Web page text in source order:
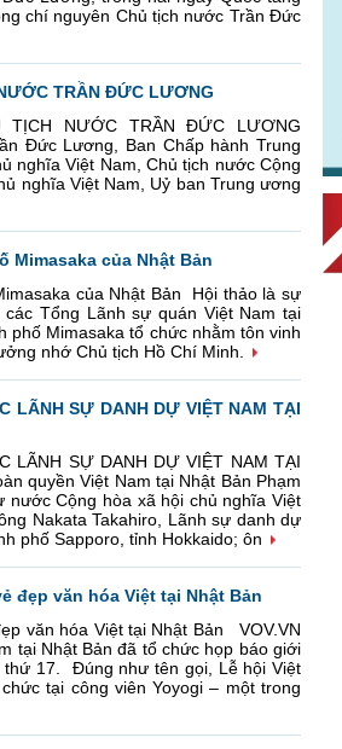
chí nguyên Chủ tịch nước Trần Đức
TRẦN ĐỨC LƯƠNG
TỊCH NƯỚC TRẦN ĐỨC LƯƠNG
Đức Lương, Ban Chấp hành Trung
nghĩa Việt Nam, Chủ tịch nước Cộng
nghĩa Việt Nam, Uỷ ban Trung ương
Mimasaka của Nhật Bản
của Nhật Bản Hội thảo là sự
Tổng Lãnh sự quán Việt Nam tại
phố Mimasaka tổ chức nhằm tôn vinh
nhớ Chủ tịch Hồ Chí Minh.
LÃNH SỰ DANH DỰ VIỆT NAM TẠI
LÃNH SỰ DANH DỰ VIỆT NAM TẠI
quyền Việt Nam tại Nhật Bản Phạm
nước Cộng hòa xã hội chủ nghĩa Việt
Nakata Takahiro, Lãnh sự danh dự
phố Sapporo, tỉnh Hokkaido; ôn
đẹp văn hóa Việt tại Nhật Bản
văn hóa Việt tại Nhật Bản VOV.VN
tại Nhật Bản đã tổ chức họp báo giới
thứ 17. Đúng như tên gọi, Lễ hội Việt
tại công viên Yoyogi – một trong